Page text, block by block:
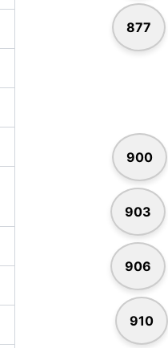
877
900
903
906
910